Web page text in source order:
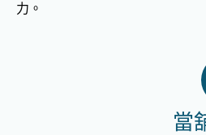
力。
當